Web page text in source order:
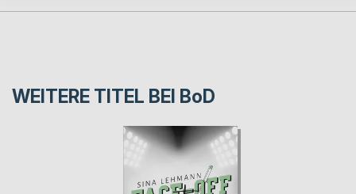
WEITERE TITEL BEI BoD